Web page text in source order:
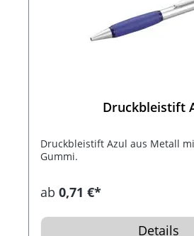
Druckbleistift
Druckbleistift Azul aus Metall
Gummi.
ab 0,71 €*
Details